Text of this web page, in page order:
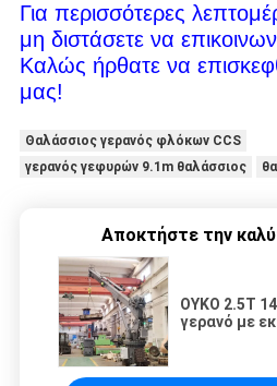
Για περισσότερες
μη διστάσετε να
Καλώς ήρθατε να
μας!
Θαλάσσιος γερανός φλόκων CCS
γερανός γεφυρών 9.1m θαλάσσιος
Αποκτήστε την
ΟΥΚΟ 2.5Τ
γερανό με